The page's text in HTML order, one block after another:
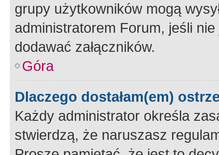
grupy użytkowników mogą
administratorem Forum, jeśli
dodawać załączników.
Góra
Dlaczego dostałam(em)
Każdy administrator określa
stwierdzą, że naruszasz